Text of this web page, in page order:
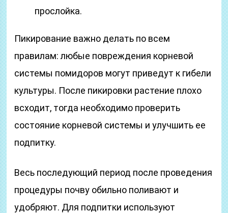
прослойка.
Пикирование важно делать по всем
правилам: любые повреждения корневой
системы помидоров могут приведут к гибели
культуры. После пикировки растение плохо
всходит, тогда необходимо проверить
состояние корневой системы и улучшить ее
подпитку.
Весь последующий период после проведения
процедуры почву обильно поливают и
удобряют. Для подпитки используют